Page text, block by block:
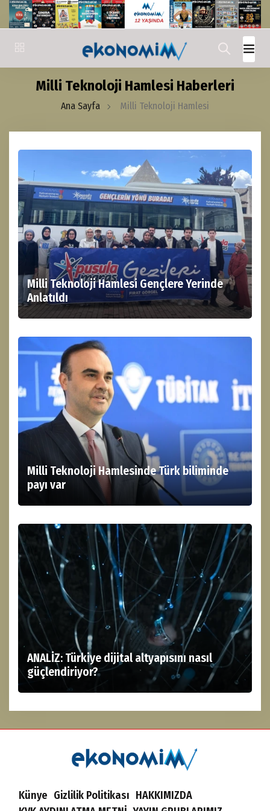
Milli Teknoloji Hamlesi Haberleri
Ana Sayfa Milli Teknoloji Hamlesi
Milli Teknoloji Hamlesi Gençlere Yerinde
Anlatıldı
Milli Teknoloji Hamlesinde Türk biliminde
payı var
ANALİZ: Türkiye dijital altyapısını nasıl
güçlendiriyor?
Künye Gizlilik Politikası HAKKIMIZDA